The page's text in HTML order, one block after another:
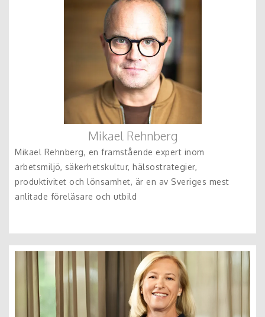
Mikael Rehnberg
Mikael Rehnberg, en framstående expert inom
arbetsmiljö, säkerhetskultur, hälsostrategier,
produktivitet och lönsamhet, är en av Sveriges mest
anlitade föreläsare och utbild